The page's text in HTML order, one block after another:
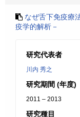
なぜ舌下免疫療
疫学的解析－
研究代表者
川内 秀之
研究期間 (年度)
2011 – 2013
研究種目